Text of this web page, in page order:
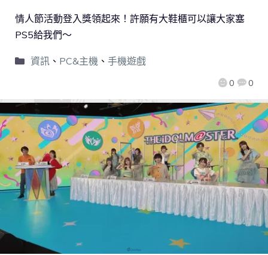
0 0
情人節活動登入獎領起來！許願有大鞋櫃可以讓大家塞
PS5給我們～
資訊、 PC&主機、 手機遊戲